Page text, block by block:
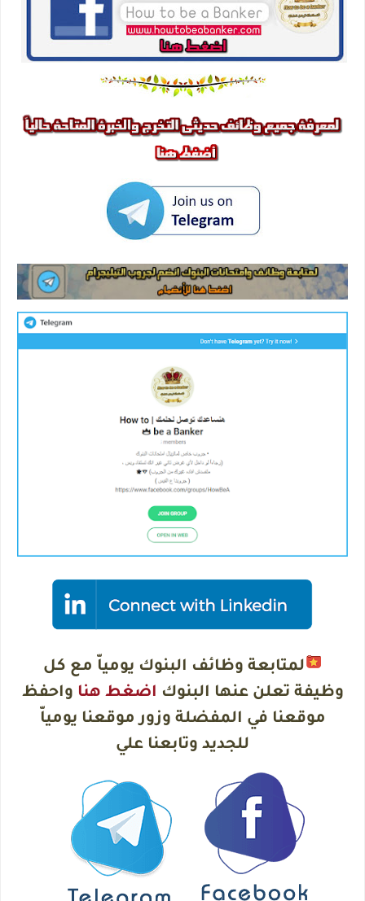
لمتابعة وظائف البنوك يومياّ مع كل
وظيفة تعلن عنها البنوك اضغط هنا واحفظ
موقعنا في المفضلة وزور موقعنا يومياّ
للجديد وتابعنا علي